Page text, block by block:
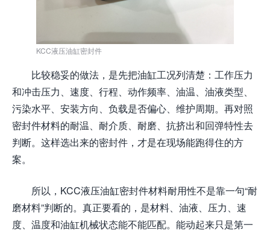
KCC液压油缸密封件
比较稳妥的做法，是先把油缸工况列清楚：工作压力
和冲击压力、速度、行程、动作频率、油温、油液类型、
污染水平、安装方向、负载是否偏心、维护周期。再对照
密封件材料的耐温、耐介质、耐磨、抗挤出和回弹特性去
判断。这样选出来的密封件，才是在现场能跑得住的方
案。
所以，KCC液压油缸密封件材料耐用性不是靠一句“耐
磨材料”判断的。真正要看的，是材料、油液、压力、速
度、温度和油缸机械状态能不能匹配。能动起来只是第一